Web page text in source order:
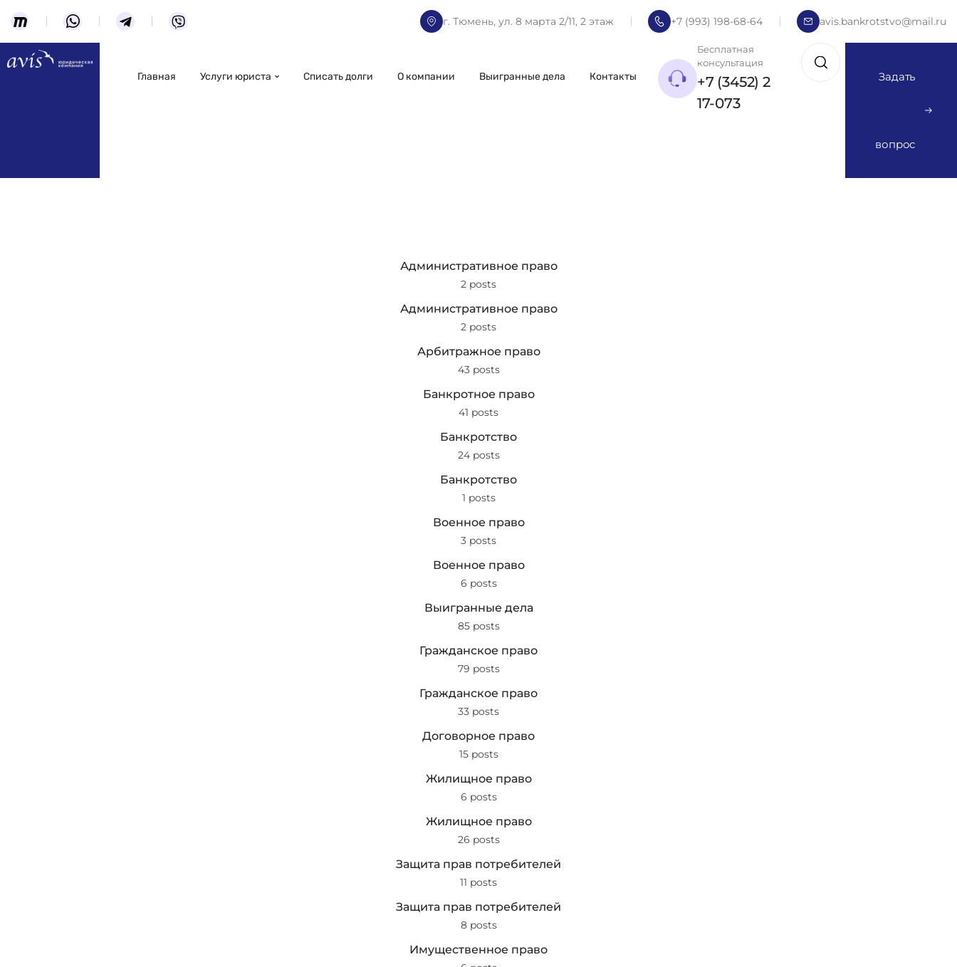
г. Тюмень, ул. 8 марта 2/11, 2 этаж +7 (993) 198-68-64 avis.bankrotstvo@mail.ru
Главная Услуги юриста Списать долги О компании Выигранные дела Контакты
Бесплатная
консультация
+7 (3452) 2
17-073
Задать
вопрос
Административное право
2 posts
Административное право
2 posts
Арбитражное право
43 posts
Банкротное право
41 posts
Банкротство
24 posts
Банкротство
1 posts
Военное право
3 posts
Военное право
6 posts
Выигранные дела
85 posts
Гражданское право
79 posts
Гражданское право
33 posts
Договорное право
15 posts
Жилищное право
6 posts
Жилищное право
26 posts
Защита прав потребителей
11 posts
Защита прав потребителей
8 posts
Имущественное право